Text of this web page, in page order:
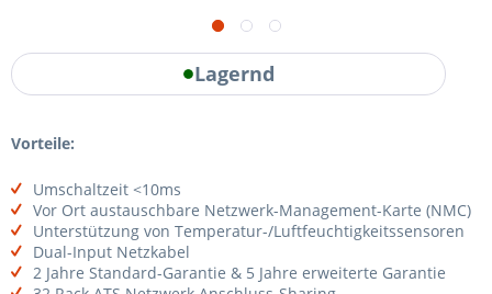
Lagernd
Vorteile:
Umschaltzeit <10ms
Vor Ort austauschbare Netzwerk-Management-Karte (NMC)
Unterstützung von Temperatur-/Luftfeuchtigkeitssensoren
Dual-Input Netzkabel
2 Jahre Standard-Garantie & 5 Jahre erweiterte Garantie